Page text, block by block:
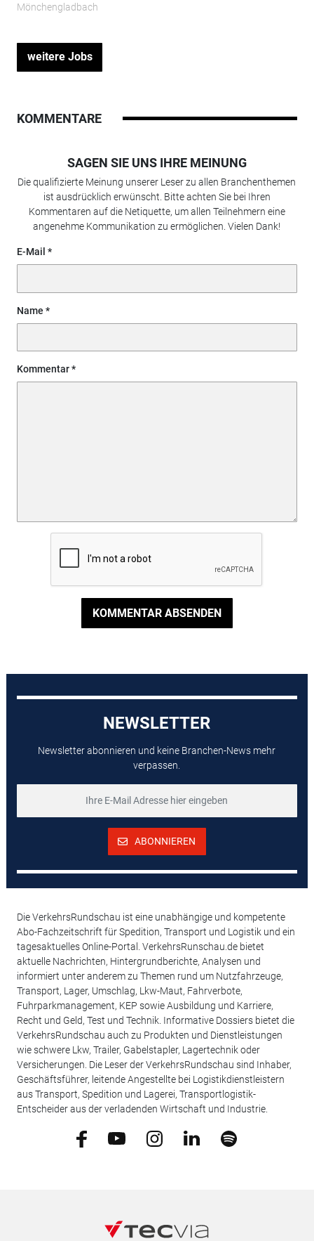
Mönchengladbach
weitere Jobs
KOMMENTARE
SAGEN SIE UNS IHRE MEINUNG
Die qualifizierte Meinung unserer Leser zu allen Branchenthemen
ist ausdrücklich erwünscht. Bitte achten Sie bei Ihren
Kommentaren auf die Netiquette, um allen Teilnehmern eine
angenehme Kommunikation zu ermöglichen. Vielen Dank!
E-Mail
Name
Kommentar
KOMMENTAR ABSENDEN
NEWSLETTER
Newsletter abonnieren und keine Branchen-News mehr
verpassen.
ABONNIEREN
Die VerkehrsRundschau ist eine unabhängige und kompetente
Abo-Fachzeitschrift für Spedition, Transport und Logistik und ein
tagesaktuelles Online-Portal. VerkehrsRunschau.de bietet
aktuelle Nachrichten, Hintergrundberichte, Analysen und
informiert unter anderem zu Themen rund um Nutzfahrzeuge,
Transport, Lager, Umschlag, Lkw-Maut, Fahrverbote,
Fuhrparkmanagement, KEP sowie Ausbildung und Karriere,
Recht und Geld, Test und Technik. Informative Dossiers bietet die
VerkehrsRundschau auch zu Produkten und Dienstleistungen
wie schwere Lkw, Trailer, Gabelstapler, Lagertechnik oder
Versicherungen. Die Leser der VerkehrsRundschau sind Inhaber,
Geschäftsführer, leitende Angestellte bei Logistikdienstleistern
aus Transport, Spedition und Lagerei, Transportlogistik-
Entscheider aus der verladenden Wirtschaft und Industrie.